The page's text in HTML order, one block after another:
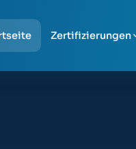
Zertifizierungen